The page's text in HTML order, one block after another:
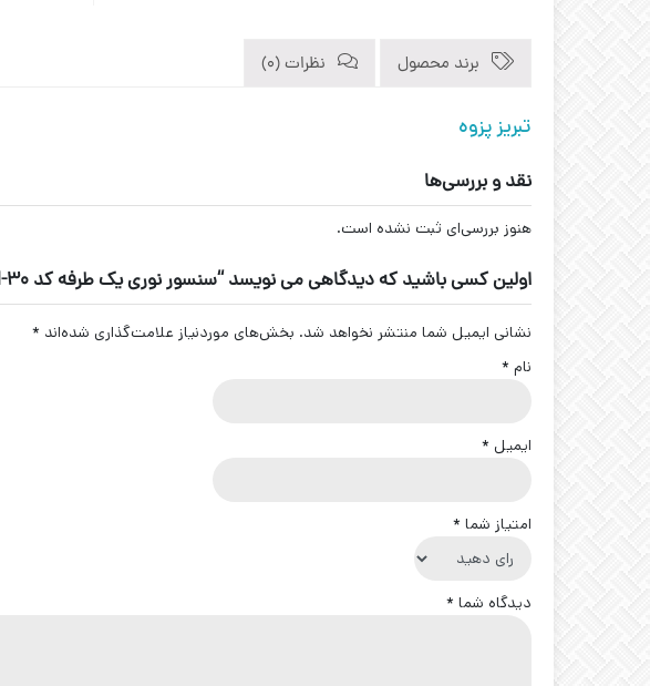
برند محصول نظرات (0)
تبریز پزوه
نقد و بررسی‌ها
هنوز بررسی‌ای ثبت نشده است.
اولین کسی باشید که دیدگاهی می نویسد “سنسور نوری یک طرفه کد OPS-3150-CN-30 تبریز پژوه”
نشانی ایمیل شما منتشر نخواهد شد. بخش‌های موردنیاز علامت‌گذاری شده‌اند *
نام *
ایمیل *
امتیاز شما *
دیدگاه شما *